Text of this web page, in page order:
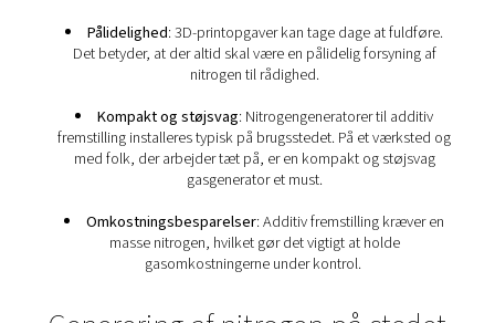
forhindrer kvalitets- og sikkerhedsproblemer som
misfarvning eller endda forbrænding.
Hvad er nitrogenkravene
additiv fremstilling?
På grund af nitrogens betydning for 3D-print er der et